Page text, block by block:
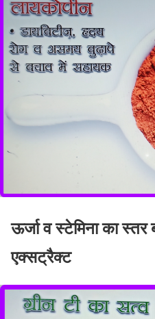
ऊर्जा व स्टेमिना का स्तर
एक्सट्रैक्ट